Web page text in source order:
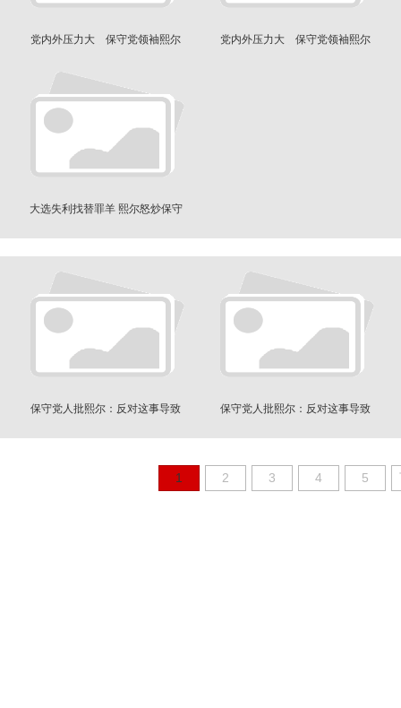
党内外压力大 保守党领袖熙尔
党内外压力大 保守党领袖熙尔
大选失利找替罪羊 熙尔怒炒保守
保守党人批熙尔：反对这事导致
保守党人批熙尔：反对这事导致
1 2 3 4 5